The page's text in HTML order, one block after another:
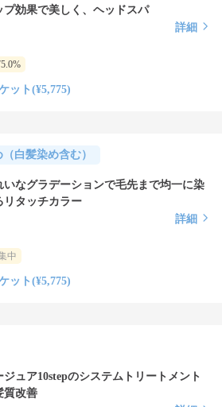
プ効果で美しく、ヘッドスパ
詳細
ット(¥5,775)
白髪染め含む）
いなグラデーションで毛先まで均一に染
リタッチカラー
詳細
中
ット(¥5,775)
ジュア10stepのシステムトリートメント
質改善